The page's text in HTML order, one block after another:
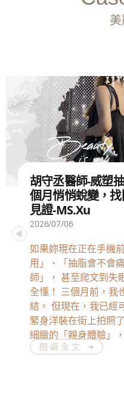
胡守丞醫師-威塑
個月悄悄蛻變，
見證-MS.Xu
2026/07/06
如果妳現在正在手機
用」、「抽脂會不會
師」， 甚至爬文到失
全懂！ 三個月前，我
結。 但現在，我已經
緊身洋裝在街上拍照
細緻的「親身體驗」
閱讀全文 ➜